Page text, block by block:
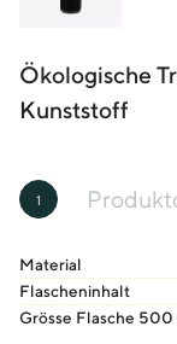
Ökologische
Kunststoff
1
Material
Flascheninhalt
Grösse Flasche 500